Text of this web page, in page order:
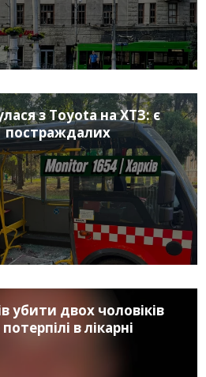
з Toyota на ХТЗ: є
постраждалих
убити двох чоловіків
в лікарні